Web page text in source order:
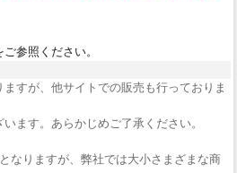
参照ください。
すが、他サイトでの販売も行っておりま
ます。あらかじめご了承ください。
なりますが、弊社では大小さまざまな商